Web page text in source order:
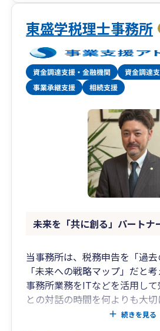
東盛学税理士事務所
未来を「共に創る」パートナ
当事務所は、税務申告を「過
「未来への戦略マップ」だと考
事務所業務をITなどを活用し
との対話の時間を何よりも大切
決算書から会社の健康状態を読
続きを見る